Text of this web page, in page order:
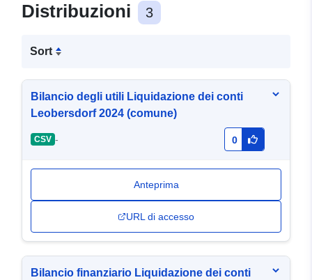
Distribuzioni 3
Sort
Bilancio degli utili Liquidazione dei conti
Leobersdorf 2024 (comune)
CSV - 0
Anteprima
URL di accesso
Bilancio finanziario Liquidazione dei conti